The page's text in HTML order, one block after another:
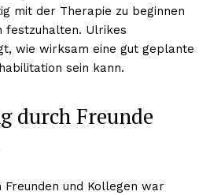
mit der Therapie zu beginnen
festzuhalten. Ulrikes
wie wirksam eine gut geplante
sein kann.
durch Freunde
Freunden und Kollegen war